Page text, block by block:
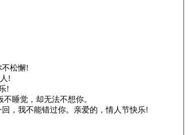
松懈!
!
!
睡觉，却无法不想你。
，我不能错过你。亲爱的，情人节快乐!